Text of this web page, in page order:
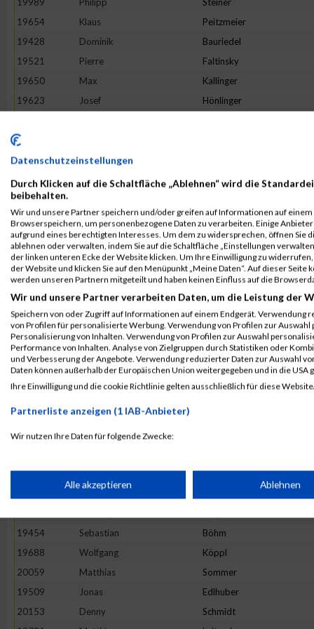
19654
Klaus Peitzmeier
19428
Dominik Bauriedel
19521
Pierre Faltinsky
19650
Max Kallinger
19623
Josef Hönlinger
19513
19660
Adrian
19467
Oliver Brutschy
19479
19794
Dino Morelli
19526
Michael Fink
19544
Klaus Gasteiger
20084
Marco Zielske
19642
Michael Jaumann
19868
Dirk Riedel
19857
Oliver-Kersten Raab
19626
Roland Hösl
19463
Christoph Breitner
19621
Volker
19581
Uwe
20138
Florian Nöther
Christian
19454
Sebastian Böhm
19688
Wolfgang Köppl
20059
Matthias Sommer
19509
Jonas Edlhuber
20153
Denny Schmidt
Datenschutzeinstellungen
Durch Klicken auf die Schaltfläche „Ablehnen“ wird die
beibehalten.
Wir und unsere Partner speichern und/oder greifen auf Informationen auf einem
Browserspeichern, um personenbezogene Daten zu verarbeiten. Einige
aufgrund eines berechtigten Interesses. Um dem zu widersprechen, öffnen Sie
ablehnen oder verwalten, indem Sie auf die Schaltfläche „Einstellungen
der linken unteren Ecke der Website klicken. Um Ihre Einwilligung zu
der Website und klicken Sie auf den Menüpunkt „Meine Daten“. Auf dieser
werden unseren Partnern mitgeteilt und haben keinen Einfluss auf die
Wir und unsere Partner verarbeiten Daten, um die Leistung der
Speichern von oder Zugriff auf Informationen auf einem Endgerät. Verwendung
von Profilen für personalisierte Werbung. Verwendung von Profilen zur
Personalisierung von Inhalten. Verwendung von Profilen zur Auswahl
Performance von Inhalten. Analyse von Zielgruppen durch Statistiken oder
und Verbesserung der Angebote. Verwendung reduzierter Daten zur Auswahl
Daten können außerhalb der Europäischen Union weitergegeben und in die USA
Ihre Einwilligung und die cookie Richtlinie gelten ausschließlich für diese
Partnerliste anzeigen (1 IAB-Anbieter)
Wir nutzen Ihre Daten für folgende Zwecke:
Speichern von oder Zugriff auf Informationen auf einem
Erstellung von Profilen für personalisierte Werbung
Verwendung von Profilen zur Auswahl personalisierter Werbung
Alle akzeptieren Ablehnen